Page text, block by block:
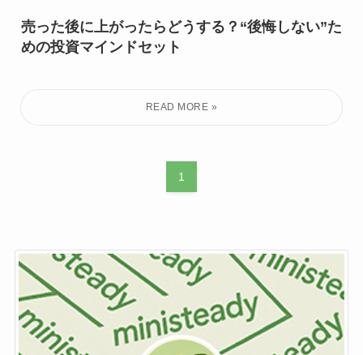
売った後に上がったらどうする？“後悔しない”た
めの投資マインドセット
1